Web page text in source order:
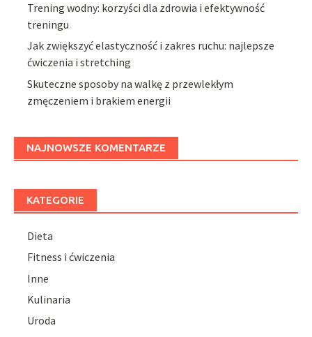
Trening wodny: korzyści dla zdrowia i efektywność
treningu
Jak zwiększyć elastyczność i zakres ruchu: najlepsze
ćwiczenia i stretching
Skuteczne sposoby na walkę z przewlekłym
zmęczeniem i brakiem energii
NAJNOWSZE KOMENTARZE
KATEGORIE
Dieta
Fitness i ćwiczenia
Inne
Kulinaria
Uroda